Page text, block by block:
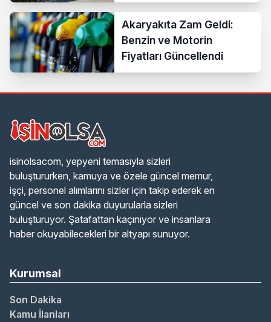
Akaryakıta Zam Geldi:
Benzin ve Motorin
Fiyatları Güncellendi
isinolsacom, yepyeni temasıyla sizleri
buluştururken, kamuya ve özele güncel memur,
işçi, personel alımlarını sizler için takip ederek en
güncel ve son dakika duyurularla sizleri
buluşturuyor. Şatafattan kaçınıyor ve insanlara
haber okuyabilecekleri bir altyapı sunuyor.
Kurumsal
Son Dakika
Kamu İlanları